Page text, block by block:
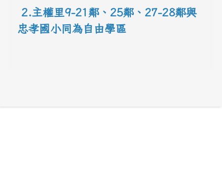
2.主權里9-21鄰、25鄰 、 27-28鄰與
忠孝國小同為自由學區